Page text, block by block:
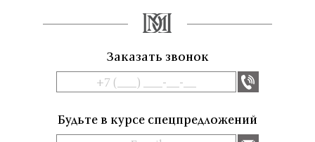
Заказать звонок
Будьте в курсе спецпредложений